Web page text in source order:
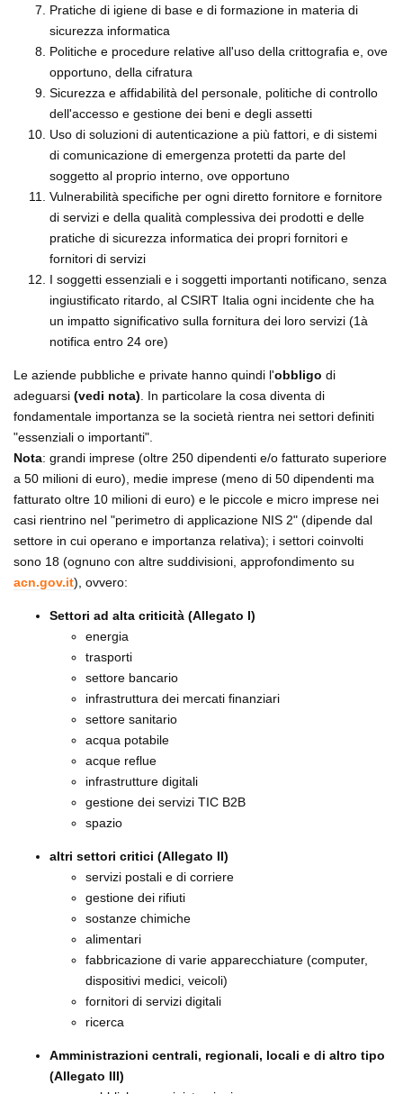
Pratiche di igiene di base e di formazione in materia di
sicurezza informatica
Politiche e procedure relative all'uso della crittografia e, ove
opportuno, della cifratura
Sicurezza e affidabilità del personale, politiche di controllo
dell'accesso e gestione dei beni e degli assetti
Uso di soluzioni di autenticazione a più fattori, e di sistemi
di comunicazione di emergenza protetti da parte del
soggetto al proprio interno, ove opportuno
Vulnerabilità specifiche per ogni diretto fornitore e fornitore
di servizi e della qualità complessiva dei prodotti e delle
pratiche di sicurezza informatica dei propri fornitori e
fornitori di servizi
I soggetti essenziali e i soggetti importanti notificano, senza
ingiustificato ritardo, al CSIRT Italia ogni incidente che ha
un impatto significativo sulla fornitura dei loro servizi (1à
notifica entro 24 ore)
Le aziende pubbliche e private hanno quindi l'obbligo di
adeguarsi (vedi nota) . In particolare la cosa diventa di
fondamentale importanza se la società rientra nei settori definiti
"essenziali o importanti".
Nota: grandi imprese (oltre 250 dipendenti e/o fatturato superiore
a 50 milioni di euro), medie imprese (meno di 50 dipendenti ma
fatturato oltre 10 milioni di euro) e le piccole e micro imprese nei
casi rientrino nel "perimetro di applicazione NIS 2" (dipende dal
settore in cui operano e importanza relativa); i settori coinvolti
sono 18 (ognuno con altre suddivisioni, approfondimento su
acn.gov.it), ovvero:
Settori ad alta criticità (Allegato I)
energia
trasporti
settore bancario
infrastruttura dei mercati finanziari
settore sanitario
acqua potabile
acque reflue
infrastrutture digitali
gestione dei servizi TIC B2B
spazio
altri settori critici (Allegato II)
servizi postali e di corriere
gestione dei rifiuti
sostanze chimiche
alimentari
fabbricazione di varie apparecchiature (computer,
dispositivi medici, veicoli)
fornitori di servizi digitali
ricerca
Amministrazioni centrali, regionali, locali e di altro tipo
(Allegato III)